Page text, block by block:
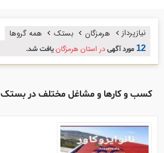
نیازپرداز هرمزگان بستک همه گروها
12 مورد آگهیدر استان هرمزگانیافت شد.
کسب و کارها و مشاغل مختلف در بستک